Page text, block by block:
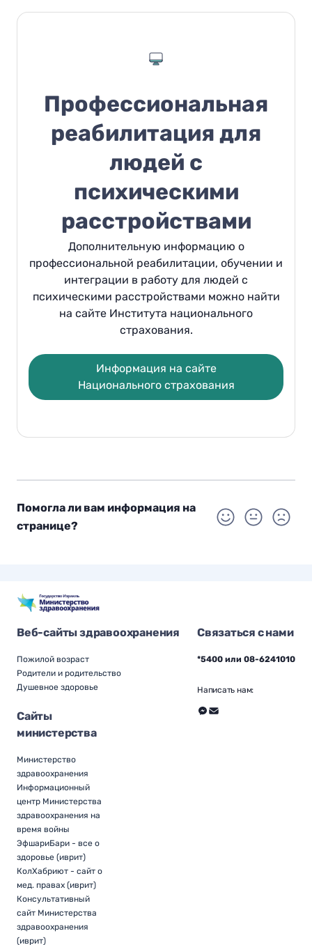
Профессиональная
реабилитация для
людей с
психическими
расстройствами
Дополнительную информацию о
профессиональной реабилитации, обучении и
интеграции в работу для людей с
психическими расстройствами можно найти
на сайте Института национального
страхования.
Информация на сайте
Национального страхования
Помогла ли вам информация на
странице?
Веб-сайты здравоохранения
Пожилой возраст
Родители и родительство
Душевное здоровье
Сайты
министерства
Министерство
здравоохранения
Информационный
центр Министерства
здравоохранения на
время войны
ЭфшариБари - все о
здоровье (иврит)
КолХабриют - сайт о
мед. правах (иврит)
Консультативный
сайт Министерства
здравоохранения
(иврит)
Связаться с нами
*5400 или 08-6241010
Написать нам: